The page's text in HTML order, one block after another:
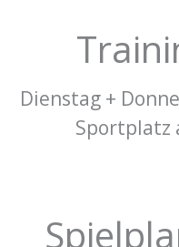
Dienstag +
Sportplatz